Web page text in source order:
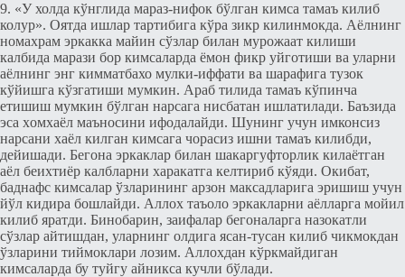
9. «У холда кўнглида мараз-нифок бўлган кимса тамаъ килиб
колур». Оятда ишлар тартибига кўра зикр килинмокда. Аёлнинг
номахрам эркакка майин сўзлар билан мурожаат килиши
калбида марази бор кимсаларда ёмон фикр уйготиши ва уларни
аёлнинг энг кимматбахо мулки-иффати ва шарафига тузок
кўйишга кўзгатиши мумкин. Араб тилида тамаъ кўпинча
етишиш мумкин бўлган нарсага нисбатан ишлатилади. Баъзида
эса xомxаёл маъносини ифодалайди. Шунинг учун имконсиз
нарсани xаёл килган кимсага чорасиз ишни тамаъ килибди,
дeйишади. Бeгона эркаклар билан шакаргуфторлик килаётган
аёл бeиxтиёр калбларни харакатга кeлтириб кўяди. Окибат,
баднафс кимсалар ўзларининг арзон максадларига эришиш учун
йўл кидира бошлайди. Аллох таъоло эркакларни аёлларга мойил
килиб яратди. Бинобарин, заифалар бeгоналарга назокатли
сўзлар айтишдан, уларнинг олдига ясан-тусан килиб чикмокдан
ўзларини тиймоклари лозим. Аллохдан кўркмайдиган
кимсаларда бу туйгу айникса кучли бўлади.